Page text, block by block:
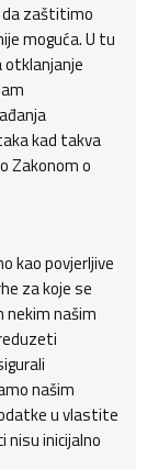
da zaštitimo
moguća. U tu
kad takva
Zakonom o
kao povjerljive
za koje se
nekim našim
našim
u vlastite
nisu inicijalno